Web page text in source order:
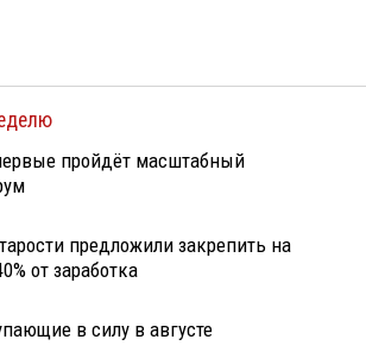
пройдёт масштабный
предложили закрепить на
от заработка
в силу в августе